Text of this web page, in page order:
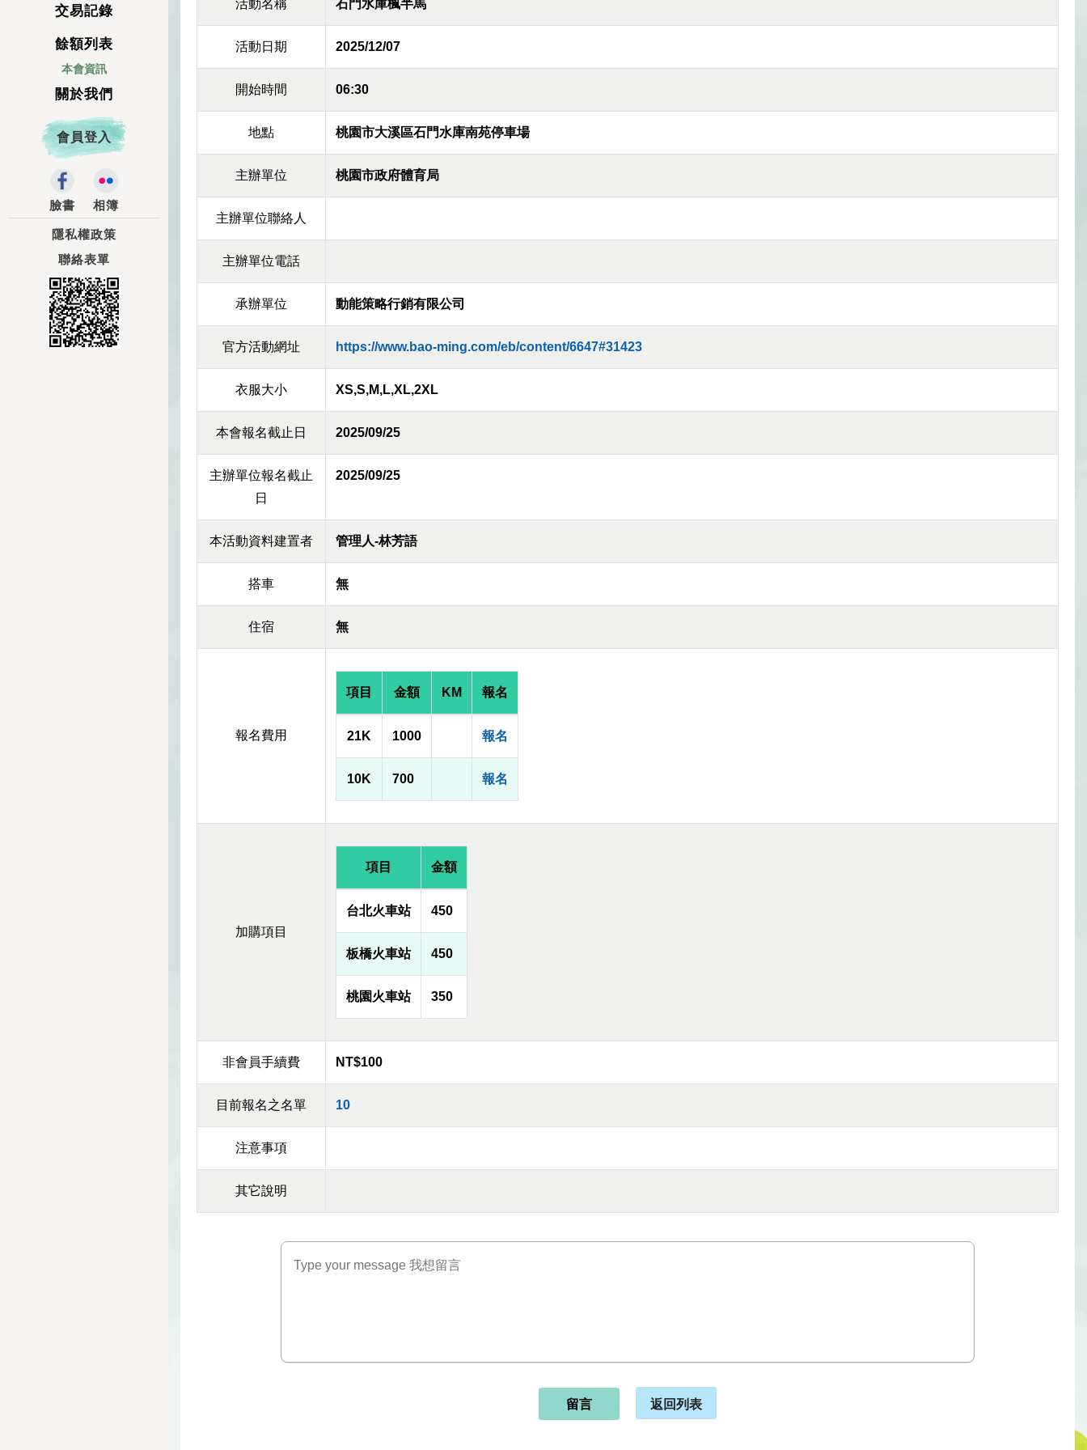
交易記錄
餘額列表
本會資訊
關於我們
會員登入
臉書 相簿
隱私權政策
聯絡表單
活動名稱 石門水庫楓半馬
活動日期 2025/12/07
開始時間 06:30
地點 桃園市大溪區石門水庫南苑停車場
主辦單位 桃園市政府體育局
主辦單位聯絡人
主辦單位電話
承辦單位 動能策略行銷有限公司
官方活動網址 https://www.bao-ming.com/eb/content/6647#31423
衣服大小 XS,S,M,L,XL,2XL
本會報名截止日 2025/09/25
主辦單位報名截止
日
2025/09/25
本活動資料建置者 管理人-林芳語
搭車 無
住宿 無
報名費用
項目 金額 KM 報名
21K 1000 報名
10K 700 報名
加購項目
項目 金額
台北火車站 450
板橋火車站 450
桃園火車站 350
非會員手續費 NT$100
目前報名之名單 10
注意事項
其它說明
留言 返回列表